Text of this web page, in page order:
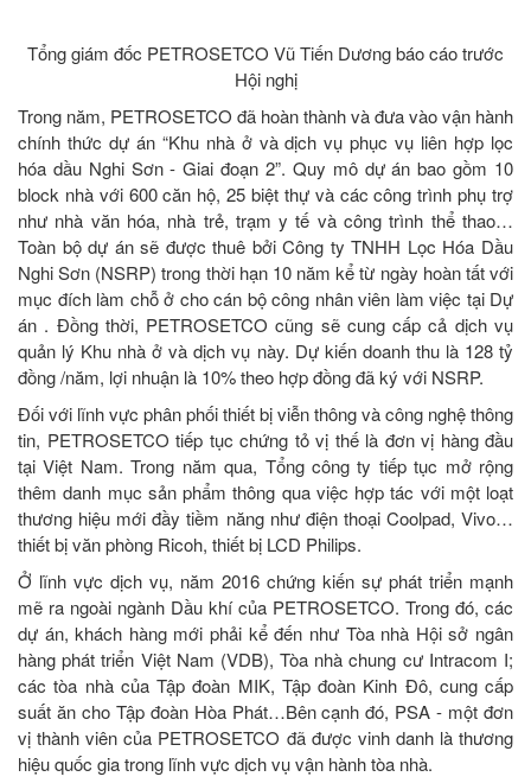
Tổng giám đốc PETROSETCO Vũ Tiến Dương báo cáo trước
Hội nghị
Trong năm, PETROSETCO đã hoàn thành và đưa vào vận hành
chính thức dự án “Khu nhà ở và dịch vụ phục vụ liên hợp lọc
hóa dầu Nghi Sơn - Giai đoạn 2”. Quy mô dự án bao gồm 10
block nhà với 600 căn hộ, 25 biệt thự và các công trình phụ trợ
như nhà văn hóa, nhà trẻ, trạm y tế và công trình thể thao…
Toàn bộ dự án sẽ được thuê bởi Công ty TNHH Lọc Hóa Dầu
Nghi Sơn (NSRP) trong thời hạn 10 năm kể từ ngày hoàn tất với
mục đích làm chỗ ở cho cán bộ công nhân viên làm việc tại Dự
án . Đồng thời, PETROSETCO cũng sẽ cung cấp cả dịch vụ
quản lý Khu nhà ở và dịch vụ này. Dự kiến doanh thu là 128 tỷ
đồng /năm, lợi nhuận là 10% theo hợp đồng đã ký với NSRP.
Đối với lĩnh vực phân phối thiết bị viễn thông và công nghệ thông
tin, PETROSETCO tiếp tục chứng tỏ vị thế là đơn vị hàng đầu
tại Việt Nam. Trong năm qua, Tổng công ty tiếp tục mở rộng
thêm danh mục sản phẩm thông qua việc hợp tác với một loạt
thương hiệu mới đầy tiềm năng như điện thoại Coolpad, Vivo…
thiết bị văn phòng Ricoh, thiết bị LCD Philips.
Ở lĩnh vực dịch vụ, năm 2016 chứng kiến sự phát triển mạnh
mẽ ra ngoài ngành Dầu khí của PETROSETCO. Trong đó, các
dự án, khách hàng mới phải kể đến như Tòa nhà Hội sở ngân
hàng phát triển Việt Nam (VDB), Tòa nhà chung cư Intracom I;
các tòa nhà của Tập đoàn MIK, Tập đoàn Kinh Đô, cung cấp
suất ăn cho Tập đoàn Hòa Phát…Bên cạnh đó, PSA - một đơn
vị thành viên của PETROSETCO đã được vinh danh là thương
hiệu quốc gia trong lĩnh vực dịch vụ vận hành tòa nhà.